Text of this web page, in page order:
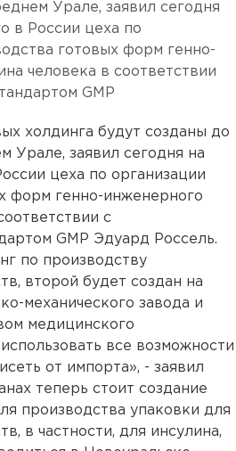
Урале, заявил сегодня
в России цеха по
готовых форм генно-
человека в соответствии
GMP
холдинга будут созданы до
Урале, заявил сегодня на
цеха по организации
форм генно-инженерного
с
GMP Эдуард Россель.
по производству
второй будет создан на
механического завода и
медицинского
все возможности
от импорта», - заявил
теперь стоит создание
производства упаковки для
в частности, для инсулина,